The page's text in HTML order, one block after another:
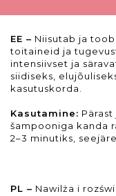
EE – Niisutab ja
toitaineid ja
intensiivset ja
siidiseks,
kasutuskorda.
Kasutamine:
šampooniga kanda
2–3 minutiks,
PL – Nawilża i